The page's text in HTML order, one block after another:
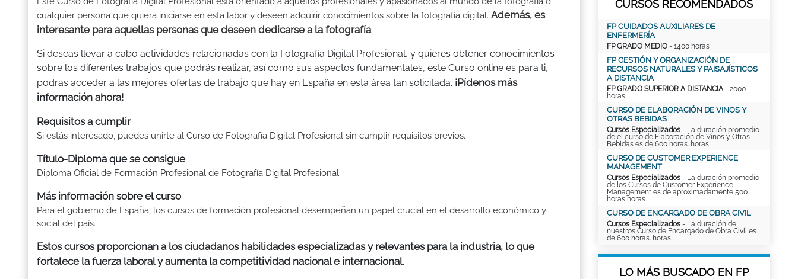
cualquier persona que quiera iniciarse en esta labor y deseen adquirir conocimientos sobre la fotografía digital. Además, es
interesante para aquellas personas que deseen dedicarse a la fotografía.
Si deseas llevar a cabo actividades relacionadas con la Fotografía Digital Profesional, y quieres obtener conocimientos
sobre los diferentes trabajos que podrás realizar, así como sus aspectos fundamentales, este Curso online es para ti,
podrás acceder a las mejores ofertas de trabajo que hay en España en esta área tan solicitada. ¡Pídenos más
información ahora!
Requisitos a cumplir
Si estás interesado, puedes unirte al Curso de Fotografía Digital Profesional sin cumplir requisitos previos.
Título-Diploma que se consigue
Diploma Oficial de Formación Profesional de Fotografía Digital Profesional
Más información sobre el curso
Para el gobierno de España, los cursos de formación profesional desempeñan un papel crucial en el desarrollo económico y
social del país.
Estos cursos proporcionan a los ciudadanos habilidades especializadas y relevantes para la industria, lo que
fortalece la fuerza laboral y aumenta la competitividad nacional e internacional.
CURSOS RECOMENDADOS
FP CUIDADOS AUXILIARES DE
ENFERMERÍA
FP GRADO MEDIO - 1400 horas
FP GESTIÓN Y ORGANIZACIÓN DE
RECURSOS NATURALES Y PAISAJÍSTICOS
A DISTANCIA
FP GRADO SUPERIOR A DISTANCIA- 2000
horas
CURSO DE ELABORACIÓN DE VINOS Y
OTRAS BEBIDAS
Cursos Especializados - La duración promedio
de el curso de Elaboración de Vinos y Otras
Bebidas es de 600 horas. horas
CURSO DE CUSTOMER EXPERIENCE
MANAGEMENT
Cursos Especializados - La duración promedio
de los Cursos de Customer Experience
Management es de aproximadamente 500
horas horas
CURSO DE ENCARGADO DE OBRA CIVIL
Cursos Especializados - La duración de
nuestros Curso de Encargado de Obra Civil es
de 600 horas. horas
LO MÁS BUSCADO EN FP